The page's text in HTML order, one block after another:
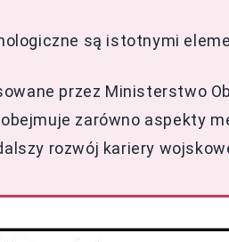
są istotnymi
przez Ministerstwo
zarówno aspekty
rozwój kariery